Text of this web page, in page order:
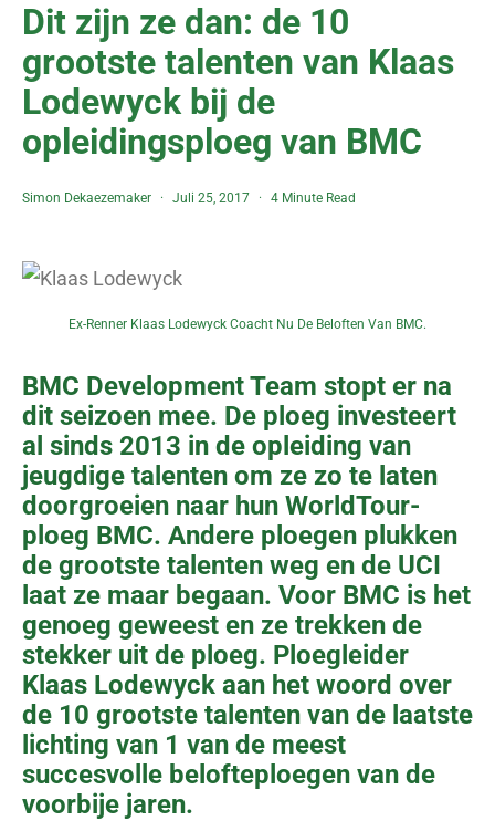
Dit zijn ze dan: de 10
grootste talenten van Klaas
Lodewyck bij de
opleidingsploeg van BMC
Simon Dekaezemaker Juli 25, 2017 4 Minute Read
Ex-Renner Klaas Lodewyck Coacht Nu De Beloften Van BMC.
BMC Development Team stopt er na
dit seizoen mee. De ploeg investeert
al sinds 2013 in de opleiding van
jeugdige talenten om ze zo te laten
doorgroeien naar hun WorldTour-
ploeg BMC. Andere ploegen plukken
de grootste talenten weg en de UCI
laat ze maar begaan. Voor BMC is het
genoeg geweest en ze trekken de
stekker uit de ploeg. Ploegleider
Klaas Lodewyck aan het woord over
de 10 grootste talenten van de laatste
lichting van 1 van de meest
succesvolle belofteploegen van de
voorbije jaren.